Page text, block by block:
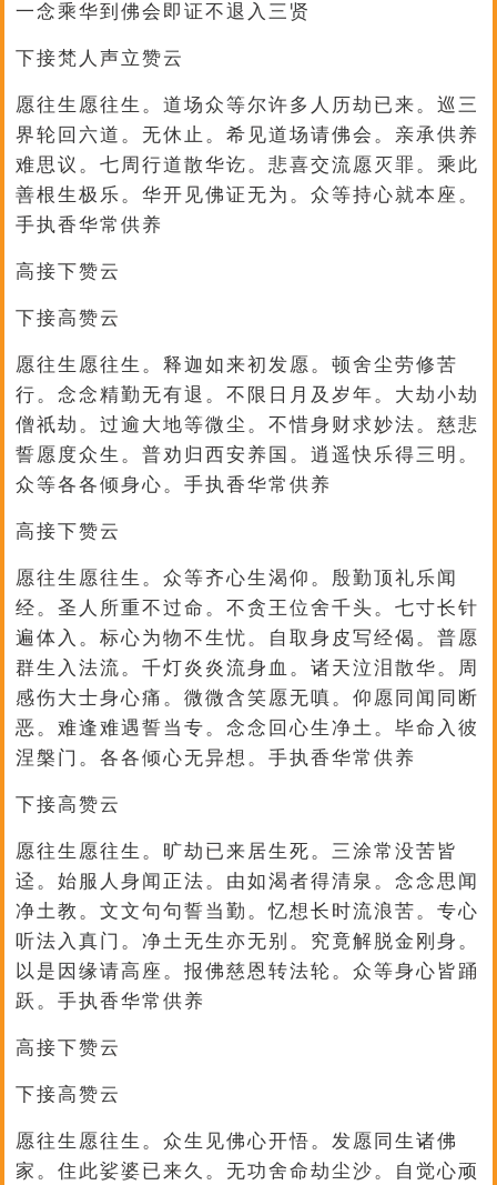
一念乘华到佛会即证不退入三贤
下接梵人声立赞云
愿往生愿往生。道场众等尔许多人历劫已来。巡三
界轮回六道。无休止。希见道场请佛会。亲承供养
难思议。七周行道散华讫。悲喜交流愿灭罪。乘此
善根生极乐。华开见佛证无为。众等持心就本座。
手执香华常供养
高接下赞云
下接高赞云
愿往生愿往生。释迦如来初发愿。顿舍尘劳修苦
行。念念精勤无有退。不限日月及岁年。大劫小劫
僧祇劫。过逾大地等微尘。不惜身财求妙法。慈悲
誓愿度众生。普劝归西安养国。逍遥快乐得三明。
众等各各倾身心。手执香华常供养
高接下赞云
愿往生愿往生。众等齐心生渴仰。殷勤顶礼乐闻
经。圣人所重不过命。不贪王位舍千头。七寸长针
遍体入。标心为物不生忧。自取身皮写经偈。普愿
群生入法流。千灯炎炎流身血。诸天泣泪散华。周
感伤大士身心痛。微微含笑愿无嗔。仰愿同闻同断
恶。难逢难遇誓当专。念念回心生净土。毕命入彼
涅槃门。各各倾心无异想。手执香华常供养
下接高赞云
愿往生愿往生。旷劫已来居生死。三涂常没苦皆
迳。始服人身闻正法。由如渴者得清泉。念念思闻
净土教。文文句句誓当勤。忆想长时流浪苦。专心
听法入真门。净土无生亦无别。究竟解脱金刚身。
以是因缘请高座。报佛慈恩转法轮。众等身心皆踊
跃。手执香华常供养
高接下赞云
下接高赞云
愿往生愿往生。众生见佛心开悟。发愿同生诸佛
家。住此娑婆已来久。无功舍命劫尘沙。自觉心顽